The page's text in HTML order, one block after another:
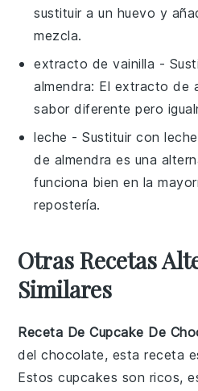
sustituir a un huevo y
mezcla.
extracto de vainilla -
almendra: El extracto de
sabor diferente pero
leche - Sustituir con
de almendra es una
funciona bien en la
repostería.
Otras Recetas
Similares
Receta De Cupcake De
delchocolate, esta receta
Estos cupcakes son ricos,